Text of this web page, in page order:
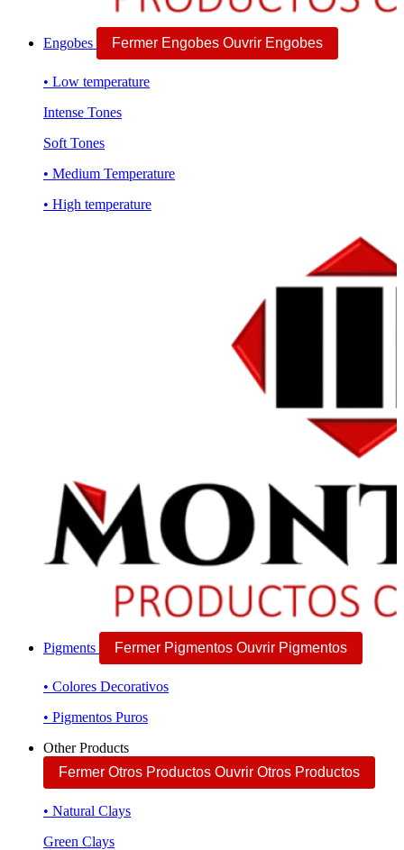
Engobes Fermer Engobes Ouvrir Engobes
• Low temperature
Intense Tones
Soft Tones
• Medium Temperature
• High temperature
Pigments Fermer Pigmentos Ouvrir Pigmentos
• Colores Decorativos
• Pigmentos Puros
Other Products
Fermer Otros Productos Ouvrir Otros Productos
• Natural Clays
Green Clays